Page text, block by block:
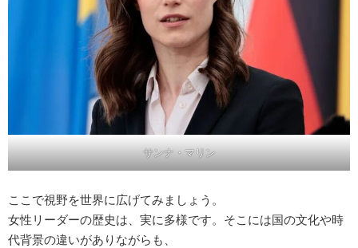
サンナ・マリン
ここで視野を世界に広げてみましょう。
女性リーダーの歴史は、実に多様です。そこには国の文化や時
代背景の違いがありながらも、